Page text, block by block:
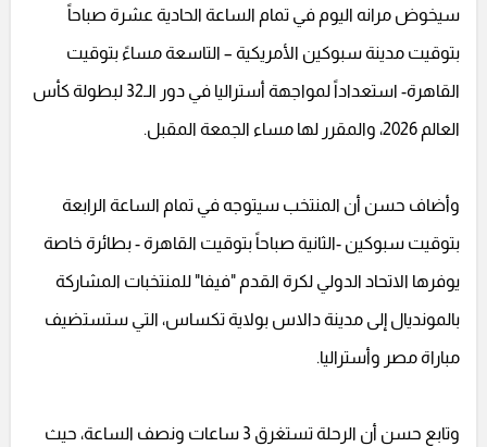
سيخوض مرانه اليوم في تمام الساعة الحادية عشرة صباحاً
بتوقيت مدينة سبوكين الأمريكية – التاسعة مساءً بتوقيت
القاهرة- استعداداً لمواجهة أستراليا في دور الـ32 لبطولة كأس
العالم 2026، والمقرر لها مساء الجمعة المقبل.
وأضاف حسن أن المنتخب سيتوجه في تمام الساعة الرابعة
بتوقيت سبوكين -الثانية صباحاً بتوقيت القاهرة - بطائرة خاصة
يوفرها الاتحاد الدولي لكرة القدم "فيفا" للمنتخبات المشاركة
بالمونديال إلى مدينة دالاس بولاية تكساس، التي ستستضيف
مباراة مصر وأستراليا.
وتابع حسن أن الرحلة تستغرق 3 ساعات ونصف الساعة، حيث